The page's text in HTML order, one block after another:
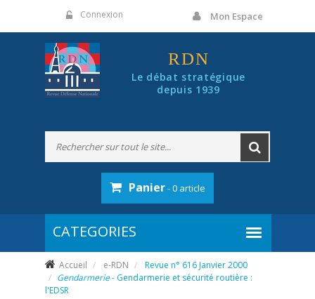
Connexion Mon Espace
RDN
Le débat stratégique
depuis 1939
Panier- 0 article
Accueil e-RDN
Revue n° 616 Janvier 2000
Gendarmerie- Gendarmerie et sécurité routière :
l'EDSR